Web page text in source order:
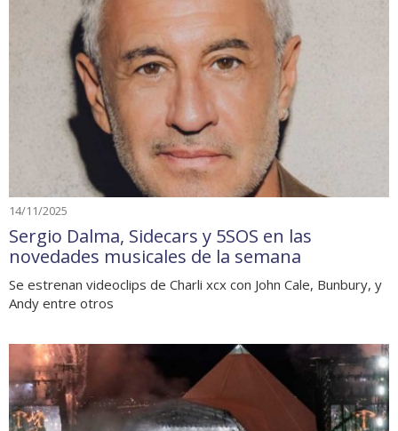
14/11/2025
Sergio Dalma, Sidecars y 5SOS en las
novedades musicales de la semana
Se estrenan videoclips de Charli xcx con John Cale, Bunbury, y
Andy entre otros